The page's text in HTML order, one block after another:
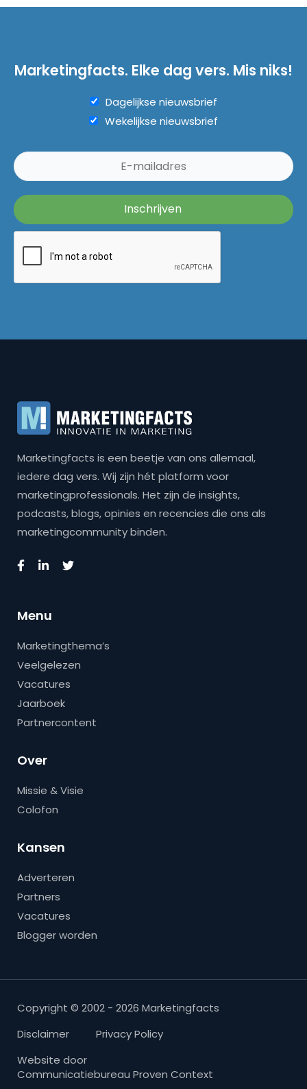
Marketingfacts. Elke dag vers. Mis niks!
Dagelijkse nieuwsbrief
Wekelijkse nieuwsbrief
Marketingfacts is een beetje van ons allemaal,
iedere dag vers. Wij zijn hét platform voor
marketingprofessionals. Het zijn de insights,
podcasts, blogs, opinies en recencies die ons als
marketingcommunity binden.
Menu
Marketingthema’s
Veelgelezen
Vacatures
Jaarboek
Partnercontent
Over
Missie & Visie
Colofon
Kansen
Adverteren
Partners
Vacatures
Blogger worden
Copyright © 2002 - 2026 Marketingfacts
Disclaimer
Privacy Policy
Website door
Communicatiebureau Proven Context